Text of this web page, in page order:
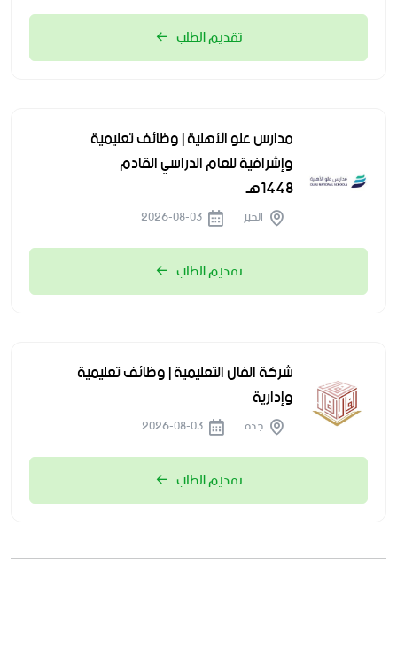
تقديم الطلب
مدارس علو الأهلية | وظائف تعليمية
وإشرافية للعام الدراسي القادم
1448هـ
الخبر
تقديم الطلب
شركة الفال التعليمية | وظائف تعليمية
وإدارية
جدة
تقديم الطلب